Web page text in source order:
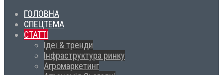
ГОЛОВНА
СПЕЦТЕМА
СТАТТІ
Ідеї & тренди
Інфраструктура ринку
Агромаркетинг